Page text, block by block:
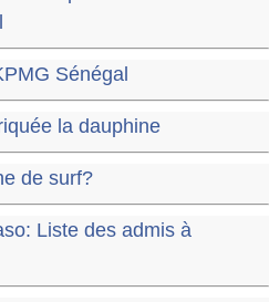
Sénégal
la dauphine
de surf?
Liste des admis à